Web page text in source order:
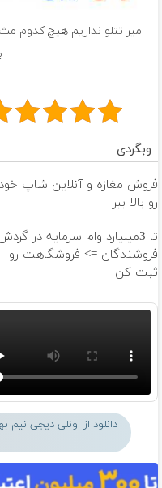
امیر تتلو نداریم هیچ کدوم
وبگردی
فروش مغازه و آنلاین شاپ
رو بالا ببر
تا 3میلیارد وام سرمایه در
فروشندگان => فروشگاهت رو
ثبت کن
دانلود از اونلی دیجی